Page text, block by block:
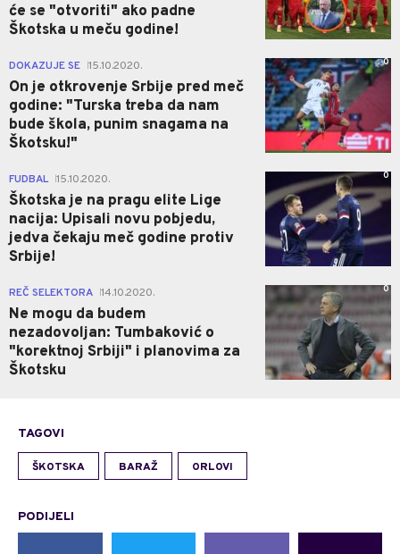
će se "otvoriti" ako padne
Škotska u meču godine!
DOKAZUJE SE 15.10.2020.
On je otkrovenje Srbije pred meč
godine: "Turska treba da nam
bude škola, punim snagama na
Škotsku!"
0
FUDBAL 15.10.2020.
Škotska je na pragu elite Lige
nacija: Upisali novu pobjedu,
jedva čekaju meč godine protiv
Srbije!
0
REČ SELEKTORA 14.10.2020.
Ne mogu da budem
nezadovoljan: Tumbaković o
"korektnoj Srbiji" i planovima za
Škotsku
0
TAGOVI
ŠKOTSKA BARAŽ ORLOVI
PODIJELI